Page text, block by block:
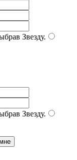
Звезду.
Звезду.